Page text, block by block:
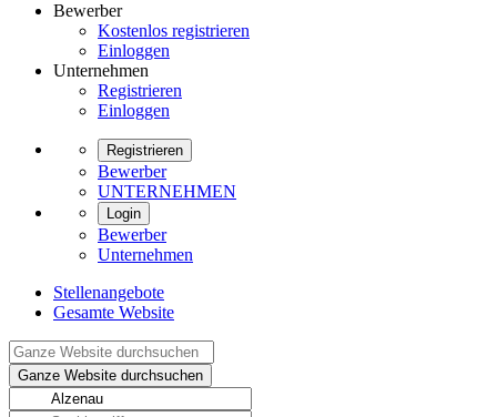
Bewerber
Kostenlos registrieren
Einloggen
Unternehmen
Registrieren
Einloggen
Registrieren
Bewerber
UNTERNEHMEN
Login
Bewerber
Unternehmen
Stellenangebote
Gesamte Website